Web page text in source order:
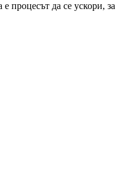
процесът да се ускори, за